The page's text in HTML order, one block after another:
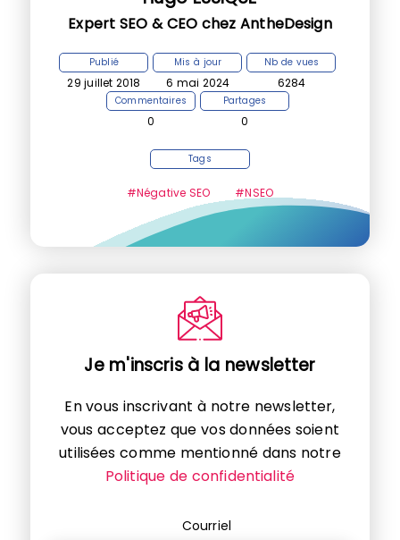
Expert SEO & CEO chez AntheDesign
Publié
29 juillet 2018
Mis à jour
6 mai 2024
Nb de vues
6284
Commentaires
0
Partages
0
Tags
#Négative SEO #NSEO
Je m'inscris à la newsletter
En vous inscrivant à notre newsletter,
vous acceptez que vos données soient
utilisées comme mentionné dans notre
Politique de confidentialité
Courriel